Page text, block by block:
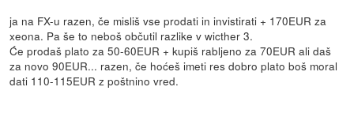
ja na FX-u razen, če misliš vse prodati in invistirati + 170EUR za
xeona. Pa še to neboš občutil razlike v wicther 3.
Će prodaš plato za 50-60EUR + kupiš rabljeno za 70EUR ali daš
za novo 90EUR... razen, če hoćeš imeti res dobro plato boš moral
dati 110-115EUR z poštnino vred.